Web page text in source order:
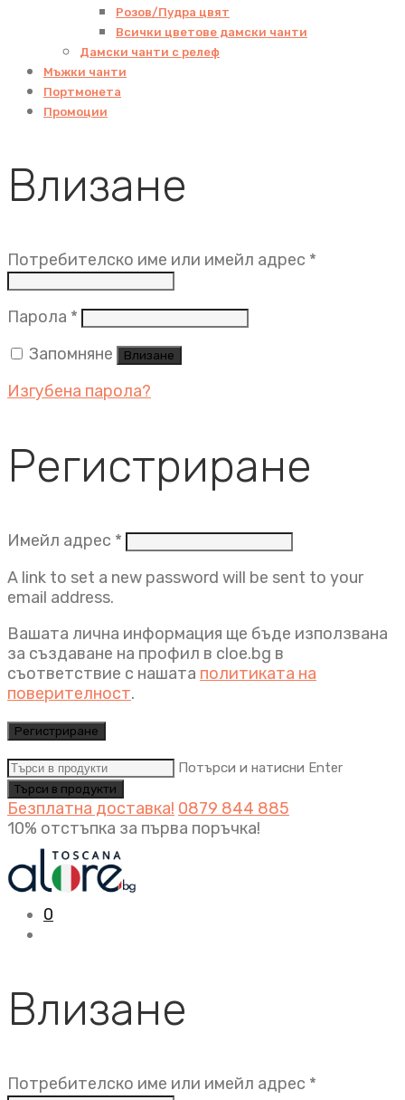
Розов/Пудра цвят
Всички цветове дамски чанти
Дамски чанти с релеф
Мъжки чанти
Портмонета
Промоции
Влизане
Потребителско име или имейл адрес *
Парола * Задължително
Запомняне
Влизане
Изгубена парола?
Регистриране
Имейл адрес * Задължително
A link to set a new password will be sent to your
email address.
Вашата лична информация ще бъде използвана
за създаване на профил в cloe.bg в
съответствие с нашата политиката на
поверителност.
Регистриране
Потърси и натисни Enter
Безплатна доставка! 0879 844 885
10% отстъпка за първа поръчка!
0
Влизане
Потребителско име или имейл адрес *